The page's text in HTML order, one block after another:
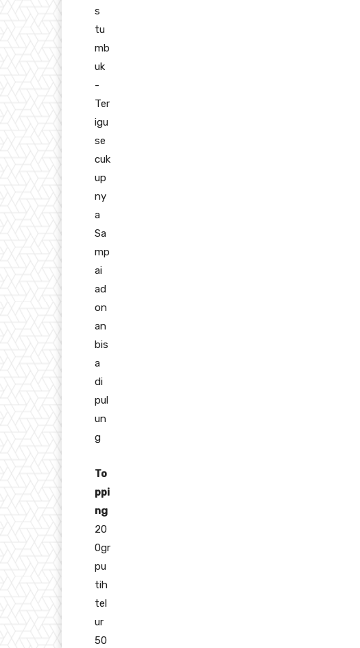
s
tu
mb
uk
-
Ter
igu
se
cuk
up
ny
a
Sa
mp
ai
ad
on
an
bis
a
di
pul
un
g
To
ppi
ng
20
0gr
pu
tih
tel
ur
50